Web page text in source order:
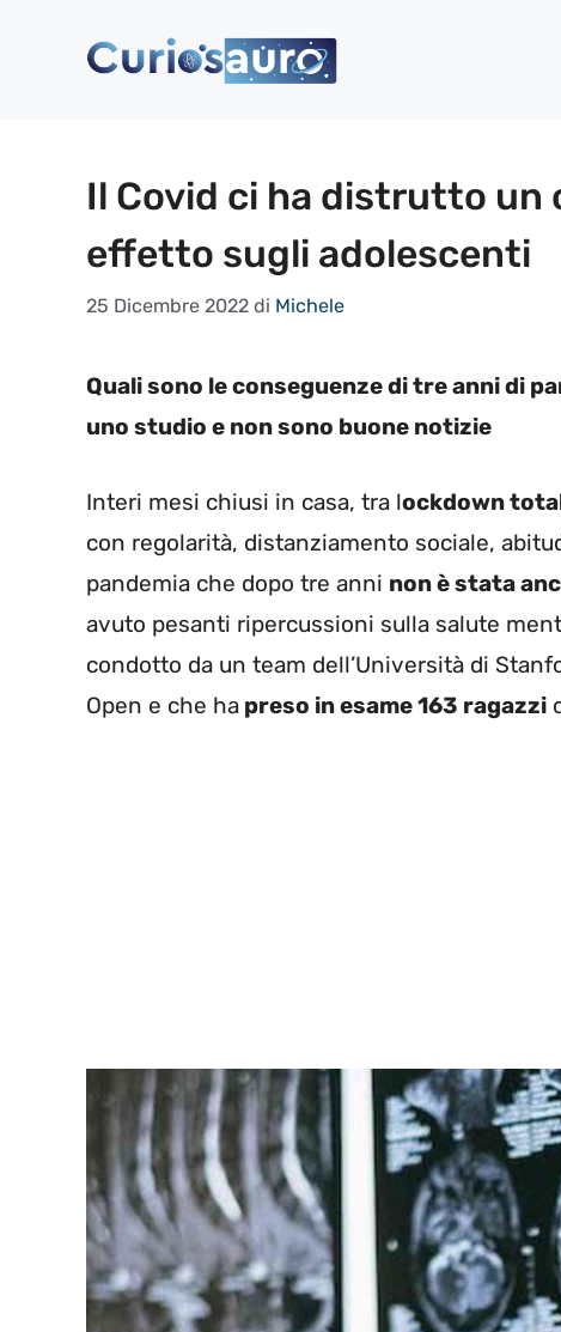
Il Covid ci ha distrutto un
effetto sugli adolescenti
25 Dicembre 2022 di Michele
Quali sono le conseguenze di tre anni di
uno studio e non sono buone notizie
Interi mesi chiusi in casa, tra lockdown
con regolarità, distanziamento sociale,
pandemia che dopo tre anni non è stata
avuto pesanti ripercussioni sulla salute
condotto da un team dell’Università di
Open e che ha preso in esame 163 ragazzi